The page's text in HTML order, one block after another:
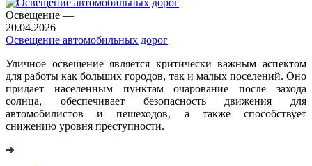
Освещение —
20.04.2026
Освещение автомобильных дорог
Уличное освещение является критически важным аспектом
для работы как больших городов, так и малых поселений. Оно
придает населенным пунктам очарование после захода
солнца, обеспечивает безопасность движения для
автомобилистов и пешеходов, а также способствует
снижению уровня преступности.